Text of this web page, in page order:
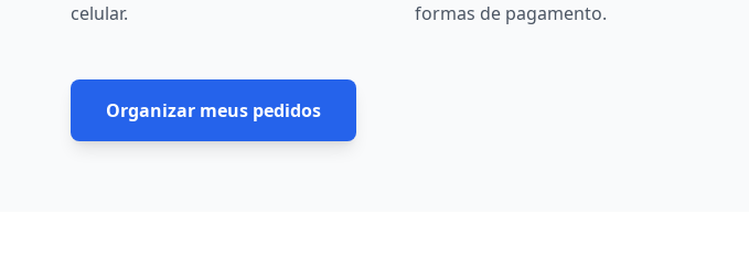
celular.
formas de pagamento.
Organizar meus pedidos